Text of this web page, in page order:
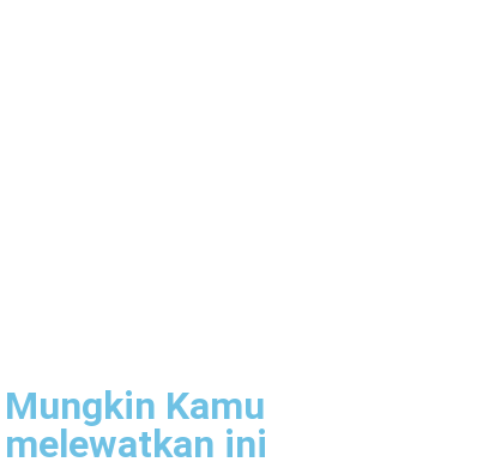
Mungkin Kamu
melewatkan ini